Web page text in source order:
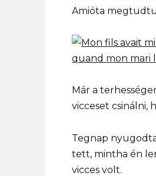
Amióta
Már a
vicceset csinálni,
Tegnap
tett, mintha én
vicces volt.